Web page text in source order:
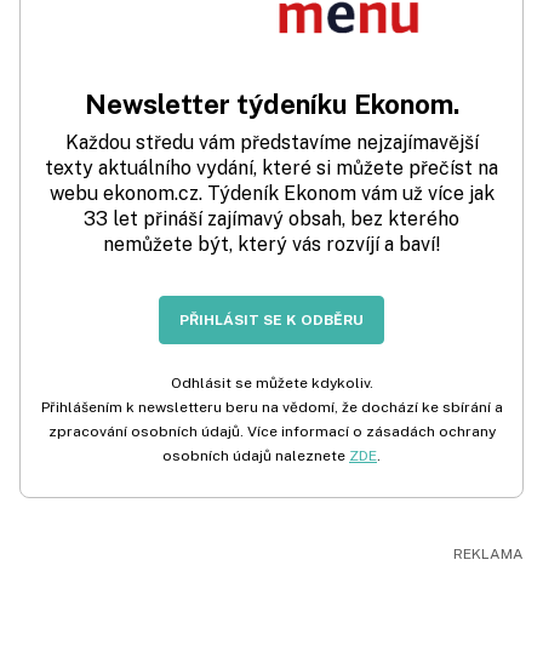
Newsletter týdeníku Ekonom.
Každou středu vám představíme nejzajímavější
texty aktuálního vydání, které si můžete přečíst na
webu ekonom.cz. Týdeník Ekonom vám už více jak
33 let přináší zajímavý obsah, bez kterého
nemůžete být, který vás rozvíjí a baví!
PŘIHLÁSIT SE K ODBĚRU
Odhlásit se můžete kdykoliv.
Přihlášením k newsletteru beru na vědomí, že dochází ke sbírání a
zpracování osobních údajů. Více informací o zásadách ochrany
osobních údajů naleznete ZDE.